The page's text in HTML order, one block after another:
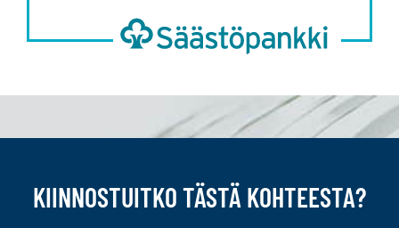
KIINNOSTUITKO TÄSTÄ KOHTEESTA?